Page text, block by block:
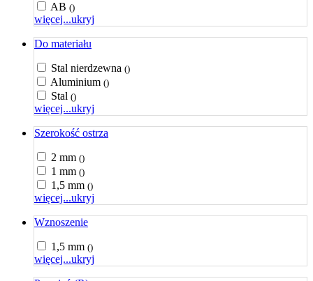
AB ()
więcej...ukryj
Do materiału
Stal nierdzewna ()
Aluminium ()
Stal ()
więcej...ukryj
Szerokość ostrza
2 mm ()
1 mm ()
1,5 mm ()
więcej...ukryj
Wznoszenie
1,5 mm ()
więcej...ukryj